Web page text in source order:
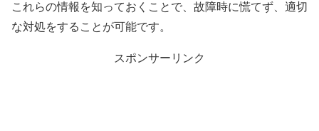
これらの情報を知っておくことで、故障時に慌てず、適切
な対処をすることが可能です。
スポンサーリンク